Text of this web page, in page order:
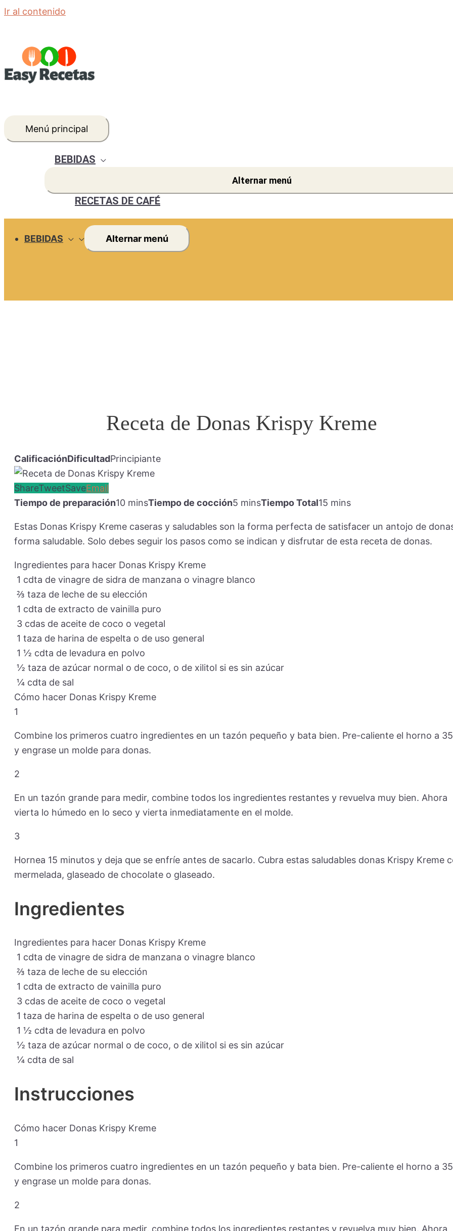
Ir al contenido
Menú principal
BEBIDAS
Alternar menú
RECETAS DE CAFÉ
BEBIDAS Alternar menú
Receta de Donas Krispy Kreme
CalificaciónDificultadPrincipiante
ShareTweetSaveEmail
Tiempo de preparación10 minsTiempo de cocción5 minsTiempo Total15 mins
Estas Donas Krispy Kreme caseras y saludables son la forma perfecta de satisfacer un antojo de
forma saludable. Solo debes seguir los pasos como se indican y disfrutar de esta receta de donas.
Ingredientes para hacer Donas Krispy Kreme
1 cdta de vinagre de sidra de manzana o vinagre blanco
⅔ taza de leche de su elección
1 cdta de extracto de vainilla puro
3 cdas de aceite de coco o vegetal
1 taza de harina de espelta o de uso general
1 ½ cdta de levadura en polvo
½ taza de azúcar normal o de coco, o de xilitol si es sin azúcar
¼ cdta de sal
Cómo hacer Donas Krispy Kreme
1
Combine los primeros cuatro ingredientes en un tazón pequeño y bata bien. Pre-caliente el horno a
y engrase un molde para donas.
2
En un tazón grande para medir, combine todos los ingredientes restantes y revuelva muy bien. Ahora
vierta lo húmedo en lo seco y vierta inmediatamente en el molde.
3
Hornea 15 minutos y deja que se enfríe antes de sacarlo. Cubra estas saludables donas Krispy Kreme
mermelada, glaseado de chocolate o glaseado.
Ingredientes
Ingredientes para hacer Donas Krispy Kreme
1 cdta de vinagre de sidra de manzana o vinagre blanco
⅔ taza de leche de su elección
1 cdta de extracto de vainilla puro
3 cdas de aceite de coco o vegetal
1 taza de harina de espelta o de uso general
1 ½ cdta de levadura en polvo
½ taza de azúcar normal o de coco, o de xilitol si es sin azúcar
¼ cdta de sal
Instrucciones
Cómo hacer Donas Krispy Kreme
1
Combine los primeros cuatro ingredientes en un tazón pequeño y bata bien. Pre-caliente el horno a
y engrase un molde para donas.
2
En un tazón grande para medir, combine todos los ingredientes restantes y revuelva muy bien. Ahora